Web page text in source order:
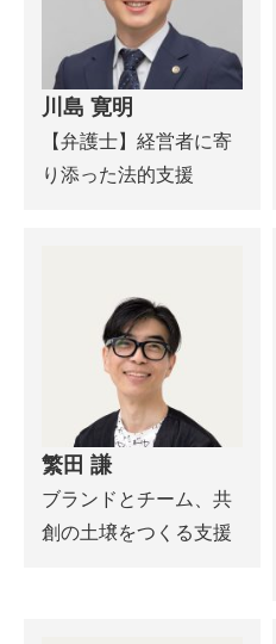
川島 寛明
【弁護士】経営者に寄
り添った法的支援
繁田 謙
ブランドとチーム、共
創の土壌をつくる支援